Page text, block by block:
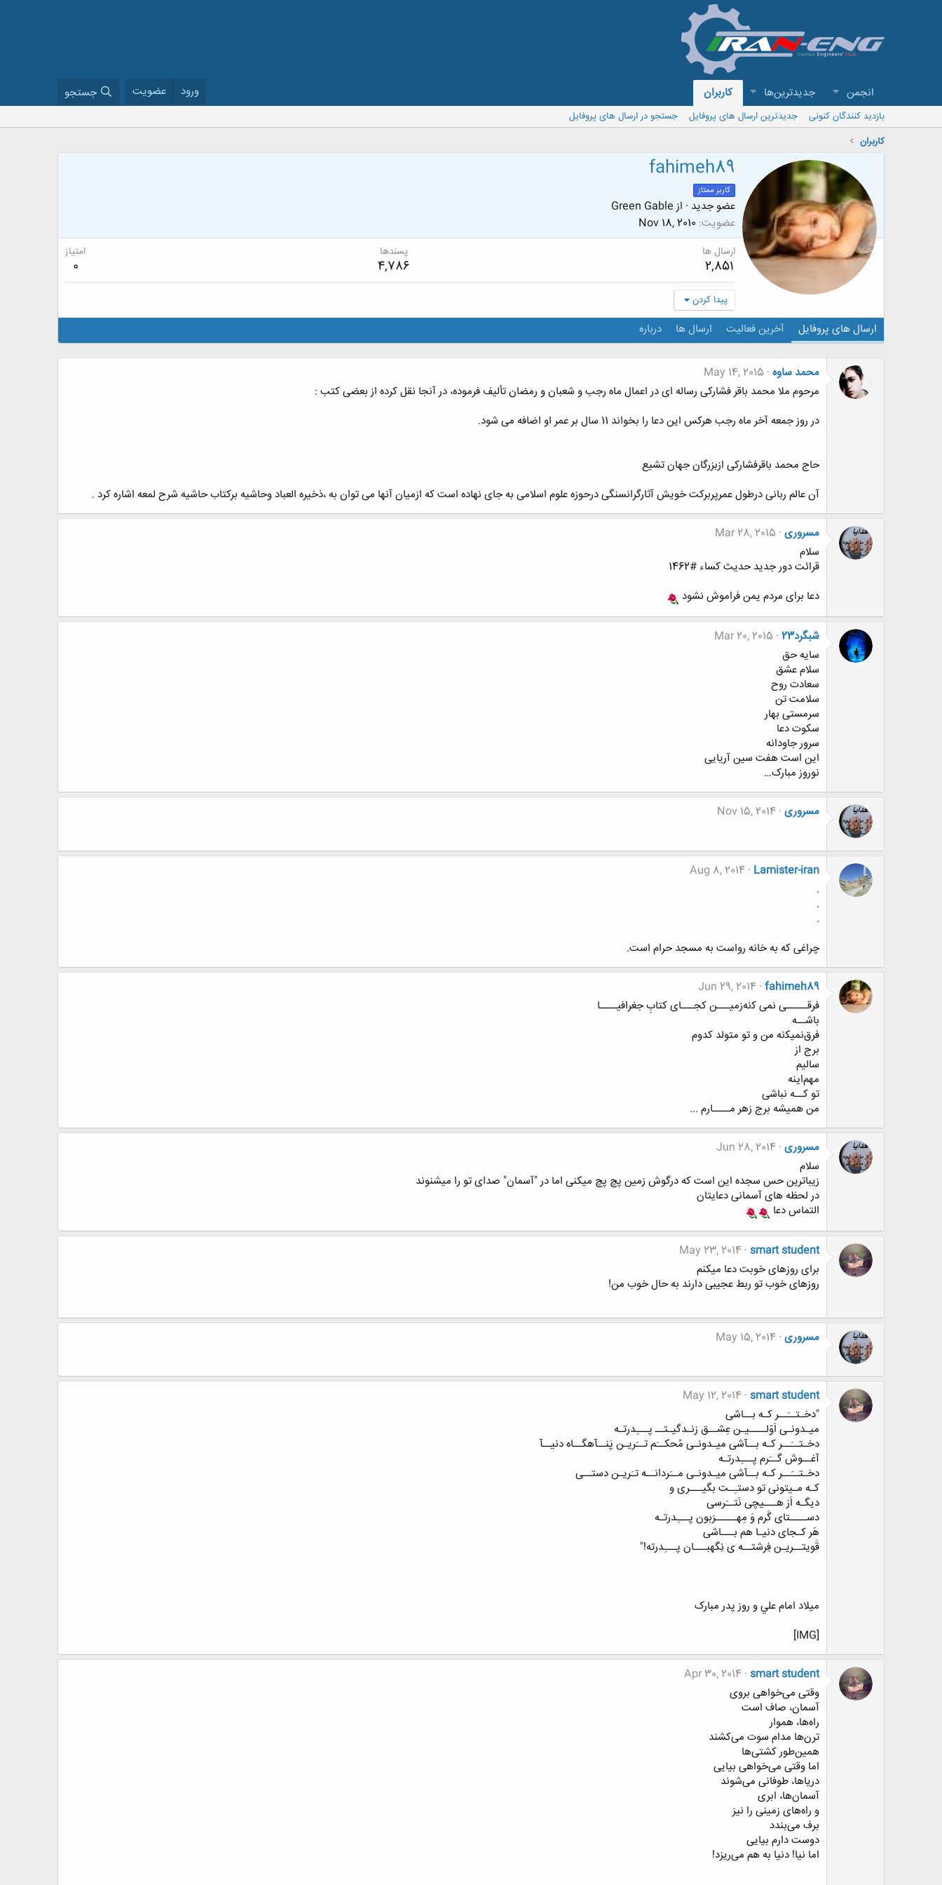
انجمن جدیدترین‌ها کاربران ورود عضویت جستجو
بازدید کنندگان کنونی جدیدترین ارسال های پروفایل
جستجو در ارسال های پروفایل
کاربران
fahimeh89
کاربر ممتاز
عضو جدید · از Green Gable
عضویت Nov 18, 2010
ارسال ها
2,851
پسندها
4,786
امتیاز
0
پیدا کردن
ارسال های پروفایل آخرین فعالیت ارسال ها درباره
محمد ساوه May 14, 2015
مرحوم ملا محمد باقر فشارکی رساله ای در اعمال ماه رجب و شعبان و رمضان تألیف فرموده، در آنجا نقل کرده از بعضی کتب :
در روز جمعه آخر ماه رجب هرکس این دعا را بخواند 11 سال بر عمر او اضافه می شود.
حاج محمد باقرفشارکی ازبزرگان جهان تشیع
آن عالم ربانی درطول عمرپربرکت خویش آثارگرانسنگی درحوزه علوم اسلامی به جای نهاده است که ازمیان آنها می توان به ،ذخیره العباد وحاشیه برکتاب حاشیه شرح لمعه اشاره کرد .
مسروری Mar 28, 2015
سلام
قرائت دور جدید حدیث کساء #1462
دعا برای مردم یمن فراموش نشود
شبگرد23
Mar 20, 2015
سایه حق
سلام عشق
سعادت روح
سلامت تن
سرمستی بهار
سکوت دعا
سرور جاودانه
این است هفت سین آریایی
نوروز مبارک…
مسروری Nov 15, 2014
Lamister-iran
Aug 8, 2014
.
.
.
چراغی که به خانه رواست به مسجد حرام است.
fahimeh89
Jun 29, 2014
ﻓﺮﻗـــــﯽ ﻧﻤﯽ ﮐﻧﻪﺯﻣﯿـــﻦ ﮐﺠـــﺎﯼ ﮐﺘﺎﺏِ ﺟﻐﺮﺍﻓﯿــــﺎ
ﺑﺎﺷــﻪ
ﻓﺮﻕﻧﻤﯿﮑﻧﻪ ﻣﻦ ﻭ ﺗﻮ ﻣﺘﻮﻟﺪ ﮐﺪﻭﻡ
ﺑﺮﺝ ﺍﺯ
ﺳﺎﻟﯿﻢ
ﻣﻬﻢﺍﻳﻨﻪ
ﺗﻮ ﮐــﻪ ﻧﺒﺎﺷﯽ
ﻣﻦ ﻫﻤﯿﺸﻪ ﺑﺮﺝ ﺯﻫﺮ ﻣــــﺎﺭﻡ ...
مسروری Jun 28, 2014
سلام
زیباترین حس سجده این است که درگوش زمین پچ پچ میکنی اما در "آسمان" صدای تو را میشنوند
در لحظه های آسمانی دعایتان
التماس دعا
smart student
May 23, 2014
برای روزهای خوبت دعا میکنم
روزهای خوب تو ربط عجیبی دارند به حال خوب من!
مسروری May 15, 2014
smart student
May 12, 2014
"دخـتــَــر کـه بــاشی
میـدونـی اَوّلــــیـن عِشــق زنـدگیـتــ پـــِدرتـه
دخـتــَــر کـه بــآشی میـدونـی مُحکــَم تــَریـن پَنــآهگــاه دنیــآ
آغــوش گــَرم پـــِدرتـه
دخـتــَــر کـه بــآشی میـدونـی مــَردانــه تـَریـن دستــی
کـه مـیتونی تو دستـِـت بگیـــری و
دیگـه اَز هـــیچی نَتــَرسی
دســــتای گَرم وَ مِهـــــرَبون پـــِدرتـه
هَر کـجای دنیـا هم بـــاشی
قَویتــریـن فِرشتــه ی نِگهبـــان پـــِدرته!"
ميلاد امام علي و روز پدر مبارک
[IMG]
smart student
Apr 30, 2014
وقتی می‌خواهی بروی
آسمان، صاف است
راه‌ها، هموار
ترن‌ها مدام سوت می‌کشند
همین‌طور کشتی‌ها
اما وقتی می‌خواهی بیایی
دریاها، طوفانی می‌شوند
آسمان‌ها، ابری
و راه‌های زمینی را نیز
برف می‌بندد
دوست دارم بیایی
اما نیا! دنیا به هم می‌ریزد!